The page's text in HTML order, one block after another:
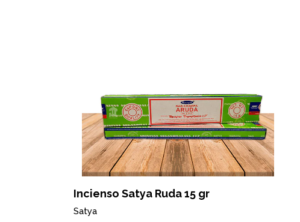
Incienso Satya Ruda 15 gr
Satya